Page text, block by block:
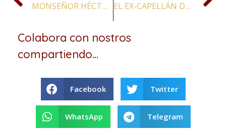
MONSEÑOR HÉCTOR AGUER: "HABRÍA QUE EXCOMULGAR AL PRESIDENTE QUE LEGALICE EL ABORTO" EL EX-CAPELLÁN DE LA REINA ISABEL II EL OBISPO ANGLICANO GAVIN ASHENDEN SE CONVIRTIÓ AL CATOLICISMO
Colabora con nostros
compartiendo...
Facebook Twitter
WhatsApp Telegram